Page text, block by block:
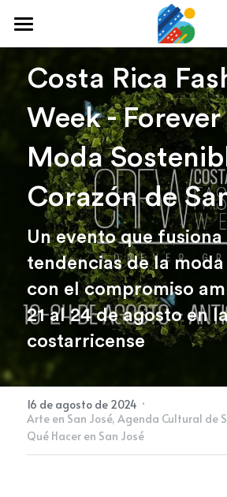
Home
Qué hacer
Arte y cultura
Cine y TV
Comida y tragos
Tours desde San José
Museos
Buscar
Newsletter
Costa Rica
Week -
Moda
Corazón de
Un evento que
tendencias de la
con el compromiso
21 al 24 de agosto en
costarricense
16 de agosto de 2024 ·
Arte en San José, Agenda Cultural de
Qué Hacer en San José